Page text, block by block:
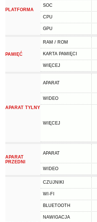
PLATFORMA
SOC
CPU
GPU
PAMIĘĆ
RAM / ROM
KARTA PAMIĘCI
WIĘCEJ
APARAT TYLNY
APARAT
WIDEO
WIĘCEJ
APARAT
PRZEDNI
APARAT
WIDEO
CZUJNIKI
WI-FI
BLUETOOTH
NAWIGACJA